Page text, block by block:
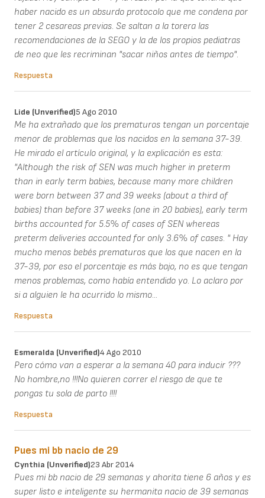
haber nacido es un absurdo protocolo que me condena por
tener 2 cesareas previas. Se saltan a la torera las
recomendaciones de la SEGO y la de los propios pediatras
de neo que les recriminan "sacar niños antes de tiempo".
Respuesta
Lide (unverified)5 Ago 2010
Me ha extrañado que los prematuros tengan un porcentaje
menor de problemas que los nacidos en la semana 37-39.
He mirado el artículo original, y la explicación es esta:
"Although the risk of SEN was much higher in preterm
than in early term babies, because many more children
were born between 37 and 39 weeks (about a third of
babies) than before 37 weeks (one in 20 babies), early term
births accounted for 5.5% of cases of SEN whereas
preterm deliveries accounted for only 3.6% of cases. " Hay
mucho menos bebés prematuros que los que nacen en la
37-39, por eso el porcentaje es más bajo, no es que tengan
menos problemas, como había entendido yo. Lo aclaro por
si a alguien le ha ocurrido lo mismo...
Respuesta
Esmeralda (unverified)4 Ago 2010
Pero cómo van a esperar a la semana 40 para inducir ???
No hombre,no !!!No quieren correr el riesgo de que te
pongas tu sola de parto !!!!
Respuesta
Pues mi bb nacio de 29
Cynthia (unverified)23 Abr 2014
Pues mi bb nacio de 29 semanas y ahorita tiene 6 años y es
super listo e inteligente su hermanita nacio de 39 semanas